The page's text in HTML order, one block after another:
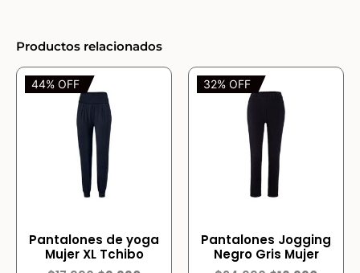
Productos relacionados
44% OFF
Pantalones de yoga
Mujer XL Tchibo
32% OFF
Pantalones Jogging
Negro Gris Mujer